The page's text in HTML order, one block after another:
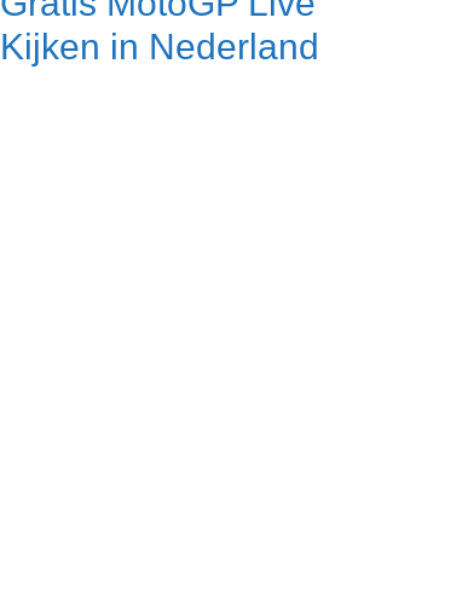
Kijken in Nederland